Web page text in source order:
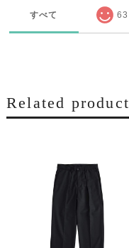
すべて 63
Related product